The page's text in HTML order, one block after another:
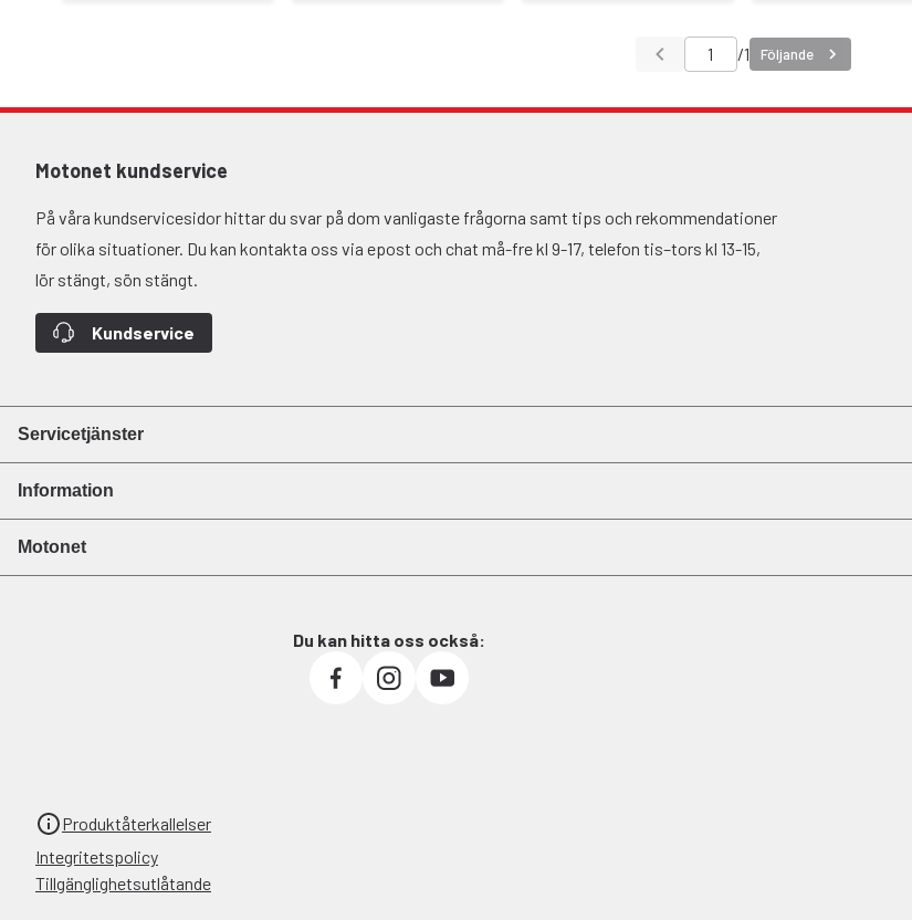
/1 Följande
Motonet kundservice
På våra kundservicesidor hittar du svar på dom vanligaste frågorna samt tips och rekommendationer
för olika situationer. Du kan kontakta oss via epost och chat må-fre kl 9-17, telefon tis–tors kl 13-15,
lör stängt, sön stängt.
Kundservice
Servicetjänster
Information
Motonet
Du kan hitta oss också:
Produktåterkallelser
Integritetspolicy
Tillgänglighetsutlåtande